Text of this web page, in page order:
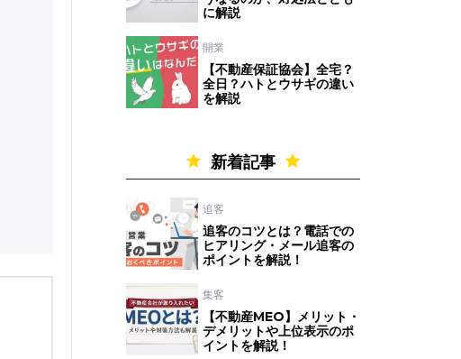
に解説
開業
【不動産保証協会】全宅？
全日？ハトとウサギの違い
を解説
新着記事
追客
追客のコツとは？電話での
ヒアリング・メール追客の
ポイントを解説！
集客
【不動産MEO】メリット・
デメリットや上位表示のポ
イントを解説！